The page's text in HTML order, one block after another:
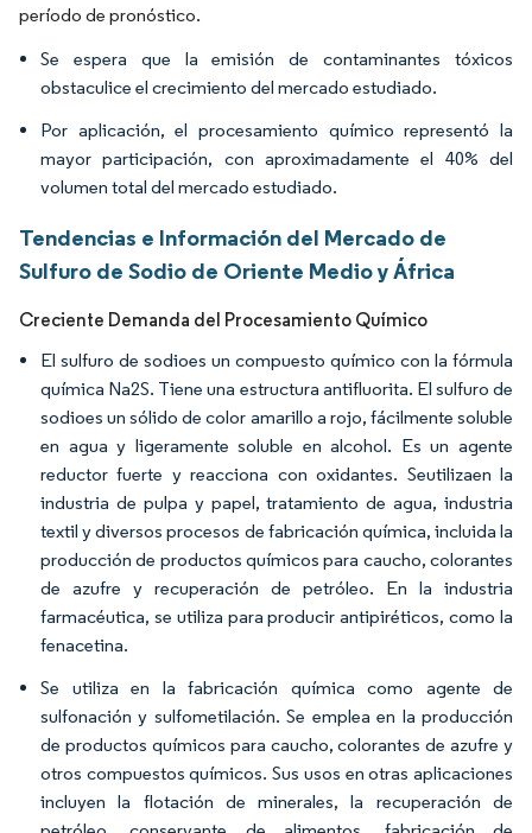
período de pronóstico.
Se espera que la emisión de contaminantes tóxicos
obstaculice el crecimiento del mercado estudiado.
Por aplicación, el procesamiento químico representó la
mayor participación, con aproximadamente el 40% del
volumen total del mercado estudiado.
Tendencias e Información del Mercado de
Sulfuro de Sodio de Oriente Medio y África
Creciente Demanda del Procesamiento Químico
El sulfuro de sodioes un compuesto químico con la fórmula
química Na2S. Tiene una estructura antifluorita. El sulfuro de
sodioes un sólido de color amarillo a rojo, fácilmente soluble
en agua y ligeramente soluble en alcohol. Es un agente
reductor fuerte y reacciona con oxidantes. Seutilizaen la
industria de pulpa y papel, tratamiento de agua, industria
textil y diversos procesos de fabricación química, incluida la
producción de productos químicos para caucho, colorantes
de azufre y recuperación de petróleo. En la industria
farmacéutica, se utiliza para producir antipiréticos, como la
fenacetina.
Se utiliza en la fabricación química como agente de
sulfonación y sulfometilación. Se emplea en la producción
de productos químicos para caucho, colorantes de azufre y
otros compuestos químicos. Sus usos en otras aplicaciones
incluyen la flotación de minerales, la recuperación de